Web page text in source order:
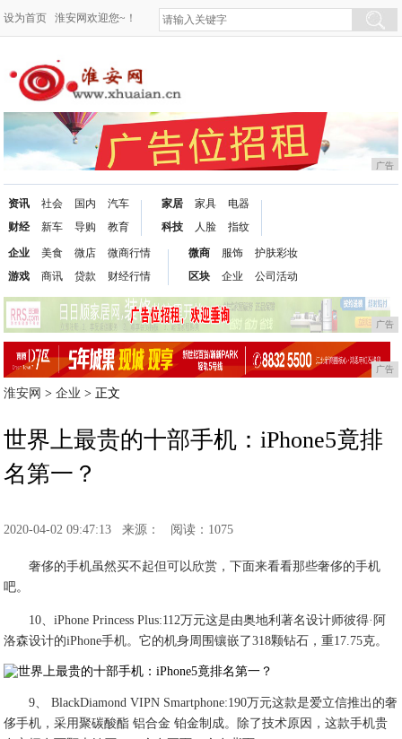
设为首页 淮安网欢迎您~！
广告
资讯
财经
社会
新车
国内
导购
汽车
教育
家居
科技
家具
人脸
电器
指纹
企业
游戏
美食
商讯
微店
贷款
微商行情
财经行情
微商
区块
服饰
企业
护肤彩妆
公司活动
广告
广告
淮安网 >企业 > 正文
世界上最贵的十部手机：iPhone5竟排
名第一？
2020-04-02 09:47:13 来源： 阅读：1075
奢侈的手机虽然买不起但可以欣赏，下面来看看那些奢侈的手机
吧。
10、iPhone Princess Plus:112万元这是由奥地利著名设计师彼得·阿
洛森设计的iPhone手机。它的机身周围镶嵌了318颗钻石，重17.75克。
9、 BlackDiamond VIPN Smartphone:190万元这款是爱立信推出的奢
侈手机，采用聚碳酸酯 铝合金 铂金制成。除了技术原因，这款手机贵